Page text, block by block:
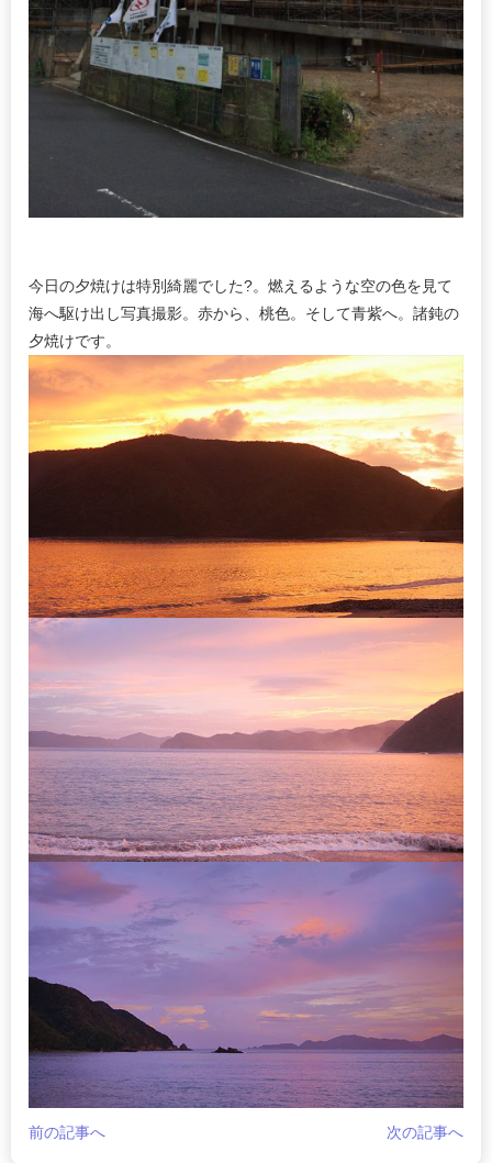
今日の夕焼けは特別綺麗でした?。燃えるような空の色を見て
海へ駆け出し写真撮影。赤から、桃色。そして青紫へ。諸鈍の
夕焼けです。
前の記事へ 次の記事へ